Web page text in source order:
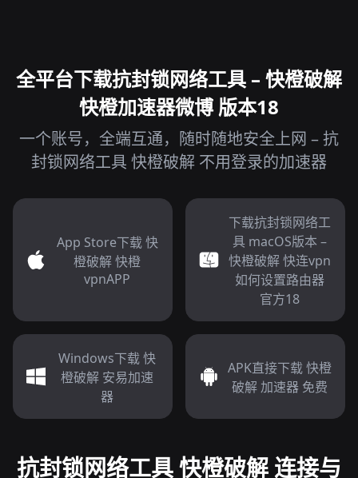
全平台下载抗封锁网络工具 – 快橙破解
快橙加速器微博 版本18
一个账号，全端互通，随时随地安全上网 – 抗
封锁网络工具 快橙破解 不用登录的加速器
App Store下载 快
橙破解 快橙
vpnAPP
下载抗封锁网络工
具 macOS版本 –
快橙破解 快连vpn
如何设置路由器
官方18
Windows下载 快
橙破解 安易加速
器
APK直接下载 快橙
破解 加速器 免费
抗封锁网络工具 快橙破解 连接与